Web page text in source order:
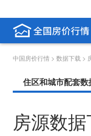
中国房价行情 > 数据下载 >
住区和城市配套数
房源数